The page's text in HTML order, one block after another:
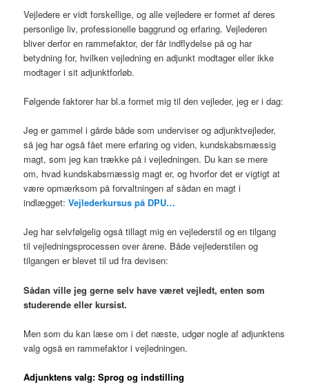
Vejledere er vidt forskellige, og alle vejledere er formet af deres
personlige liv, professionelle baggrund og erfaring. Vejlederen
bliver derfor en rammefaktor, der får indflydelse på og har
betydning for, hvilken vejledning en adjunkt modtager eller ikke
modtager i sit adjunktforløb.
Følgende faktorer har bl.a formet mig til den vejleder, jeg er i dag:
Jeg er gammel i gårde både som underviser og adjunktvejleder,
så jeg har også fået mere erfaring og viden, kundskabsmæssig
magt, som jeg kan trække på i vejledningen. Du kan se mere
om, hvad kundskabsmæssig magt er, og hvorfor det er vigtigt at
være opmærksom på forvaltningen af sådan en magt i
indlægget:Vejlederkursus på DPU…
Jeg har selvfølgelig også tillagt mig en vejlederstil og en tilgang
til vejledningsprocessen over årene. Både vejlederstilen og
tilgangen er blevet til ud fra devisen:
Sådan ville jeg gerne selv have været vejledt, enten som
studerende eller kursist.
Men som du kan læse om i det næste, udgør nogle af adjunktens
valg også en rammefaktor i vejledningen.
Adjunktens valg: Sprog og indstilling